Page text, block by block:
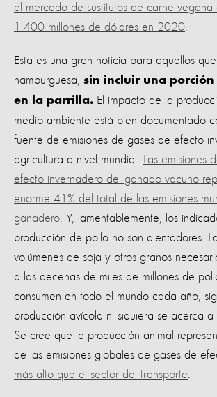
el mercado de sustitutos de carne vegana
1.400 millones de dólares en 2020
Esta es una gran noticia para aquellos
hamburguesa, sin incluir una
en la parrilla. El impacto de la
medio ambiente está bien documentado
fuente de emisiones de gases de efecto
agricultura a nivel mundial.
Las emisiones
efecto invernadero del ganado vacuno
enorme 41% del total de las emisiones
ganadero Y, lamentablemente, los
producción de pollo no son alentadores.
volúmenes de soja y otros granos
a las decenas de miles de millones de
consumen en todo el mundo cada año,
producción avícola ni siquiera se acerca a
Se cree que la producción animal
de las emisiones globales de gases de
más alto que el sector del transporte